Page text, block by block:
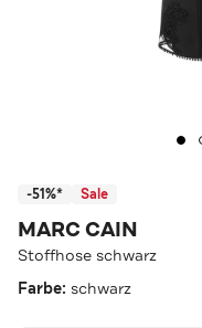
-51%* Sale
MARC CAIN
Stoffhose schwarz
Farbe: schwarz